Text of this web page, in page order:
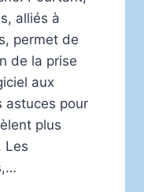
alliés à
permet de
de la prise
aux
astuces pour
plus
Les